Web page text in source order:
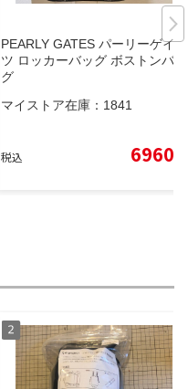
PEARLY GATES パーリーゲイ
ツ ロッカーバッグ ボストンバッ
グ
マイストア在庫： 1841
税込 6960